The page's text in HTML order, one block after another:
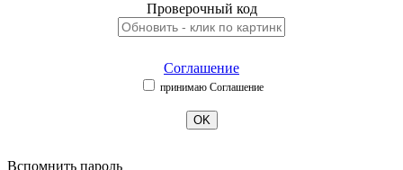
Проверочный код
Соглашение
принимаю Соглашение
OK
Вспомнить пароль